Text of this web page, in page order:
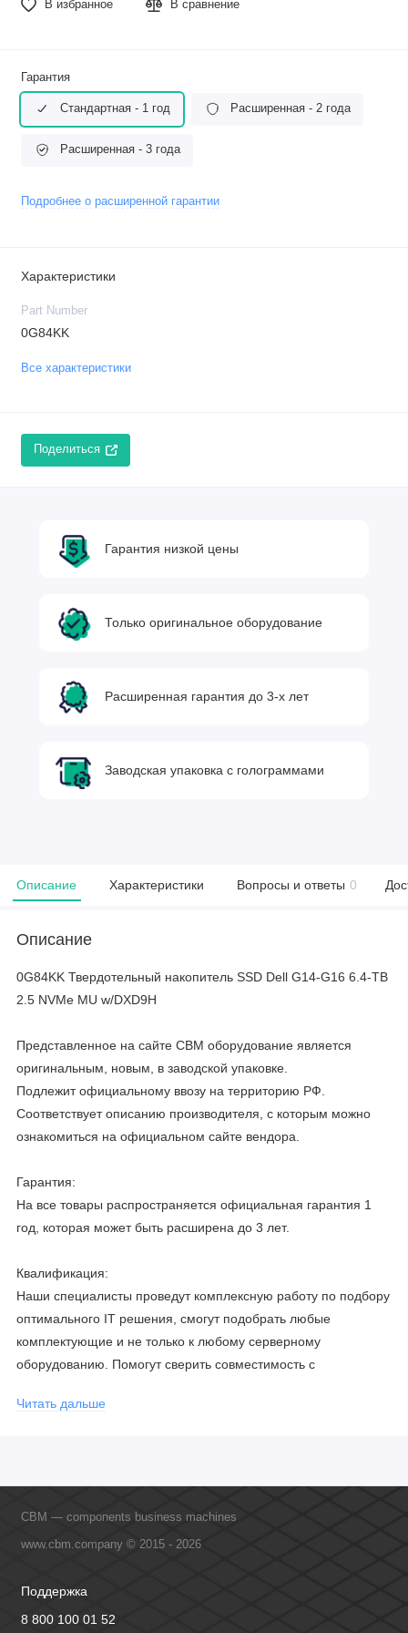
В избранное В сравнение
Гарантия
Стандартная - 1 год Расширенная - 2 года
Расширенная - 3 года
Подробнее о расширенной гарантии
Характеристики
Part Number
0G84KK
Все характеристики
Поделиться
Гарантия низкой цены
Только оригинальное оборудование
Расширенная гарантия до 3-х лет
Заводская упаковка с голограммами
Описание Характеристики Вопросы и ответы 0
Описание
0G84KK Твердотельный накопитель SSD Dell G14-G16 6.4-TB
2.5 NVMe MU w/DXD9H
Представленное на сайте CBM оборудование является
оригинальным, новым, в заводской упаковке.
Подлежит официальному ввозу на территорию РФ.
Соответствует описанию производителя, с которым можно
ознакомиться на официальном сайте вендора.
Гарантия:
На все товары распространяется официальная гарантия 1
год, которая может быть расширена до 3 лет.
Квалификация:
Наши специалисты проведут комплексную работу по подбору
оптимального IT решения, смогут подобрать любые
комплектующие и не только к любому серверному
оборудованию. Помогут сверить совместимость с
официальными производителями и проводим регулярное
Читать дальше
CBM — components business machines
www.cbm.company © 2015 - 2026
Поддержка
8 800 100 01 52